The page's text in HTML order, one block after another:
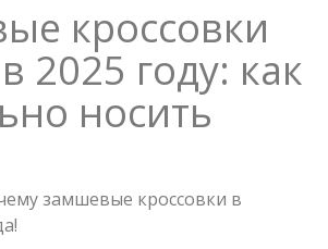
кроссовки
2025 году: как
носить
замшевые кроссовки в